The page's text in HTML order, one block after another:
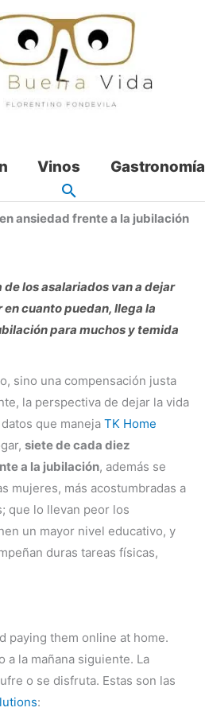
Vinos Gastronomía
ansiedad frente a la jubilación
de los asalariados van a dejar
cuanto puedan, llega la
para muchos y temida
sino una compensación justa
la perspectiva de dejar la vida
que maneja TK Home
siete de cada diez
a la jubilación, además se
mujeres, más acostumbradas a
que lo llevan peor los
un mayor nivel educativo, y
duras tareas físicas,
paying them online at home.
a la mañana siguiente. La
o se disfruta. Estas son las
: